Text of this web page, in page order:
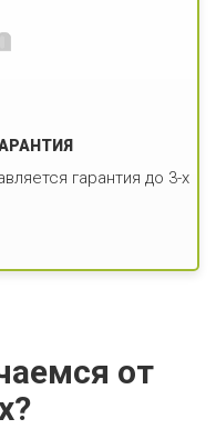
гарантия до 3-х
от